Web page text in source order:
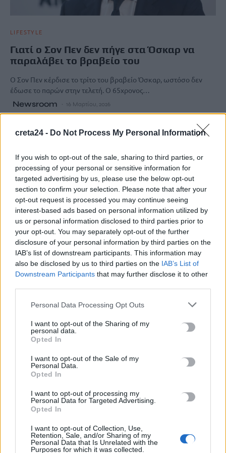
creta24 - Do Not Process My Personal Information
If you wish to opt-out of the sale, sharing to third parties, or
processing of your personal or sensitive information for
targeted advertising by us, please use the below opt-out
section to confirm your selection. Please note that after your
opt-out request is processed you may continue seeing
interest-based ads based on personal information utilized by
us or personal information disclosed to third parties prior to
your opt-out. You may separately opt-out of the further
disclosure of your personal information by third parties on the
IAB’s list of downstream participants. This information may
also be disclosed by us to third parties on the IAB’s List of
Downstream Participants that may further disclose it to other
Personal Data Processing Opt Outs
I want to opt-out of the Sharing of my
personal data.
Opted In
I want to opt-out of the Sale of my
Personal Data.
Opted In
I want to opt-out of processing my
Personal Data for Targeted Advertising.
Opted In
I want to opt-out of Collection, Use,
Retention, Sale, and/or Sharing of my
Personal Data that Is Unrelated with the
Purposes for which it was collected.
LIFESTYLE
Γιατί ο Σον Πεν δεν πήγε στα Όσκαρ να
παραλάβει το βραβείο του
Ο Σον Πεν κέρδισε το τρίτο του βραβείο Όσκαρ, ωστόσο δεν
έδωσε το παρών στην τελετή. Ο 65χρονος…
Newsroom 16 Μαρτίου, 2026
ΡΟΗ ΕΙΔΗΣΕΩΝ
Ποιες οι απάτητες παραλίες της Ελλάδας – My coast: Πώς θα
κάνετε καταγγελία για παρανομίες
8 Αυγούστου, 2026
Περσείδες: Το εντυπωσιακό φαινόμενο πλησιάζει – Πότε θα
δούμε τη «βροχή» των αστεριών
8 Αυγούστου, 2026
Ενοίκια: Πότε γίνονται υποχρεωτικές οι πληρωμές μέσω
τραπεζών
8 Αυγούστου, 2026
γαϊδουράκια της μετά τις πυρκαγιές
8 Αυγούστου, 2026
Στις 19 Αυγούστου η γενική συνέλευση του συλλόγου
8 Αυγούστου, 2026
Πανεπιστήμιο Κρήτης για το ακαδημαϊκό έτος 2026-2027
8 Αυγούστου, 2026